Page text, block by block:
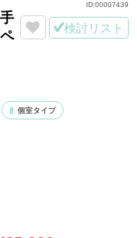
検討リスト
個室タイプ
ID:00007439